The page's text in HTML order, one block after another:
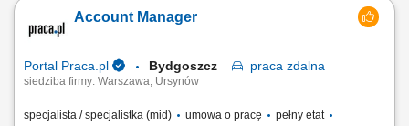
technicznych u klientów. Diagnozowanie usterek oraz wsparcie przy
naprawach i konserwacji urządzeń. Realizacja zadań w terenie z
Account Manager
Portal Praca.pl Bydgoszcz praca zdalna
siedziba firmy: Warszawa, Ursynów
specjalista / specjalistka (mid) umowa o pracę
pełny etat